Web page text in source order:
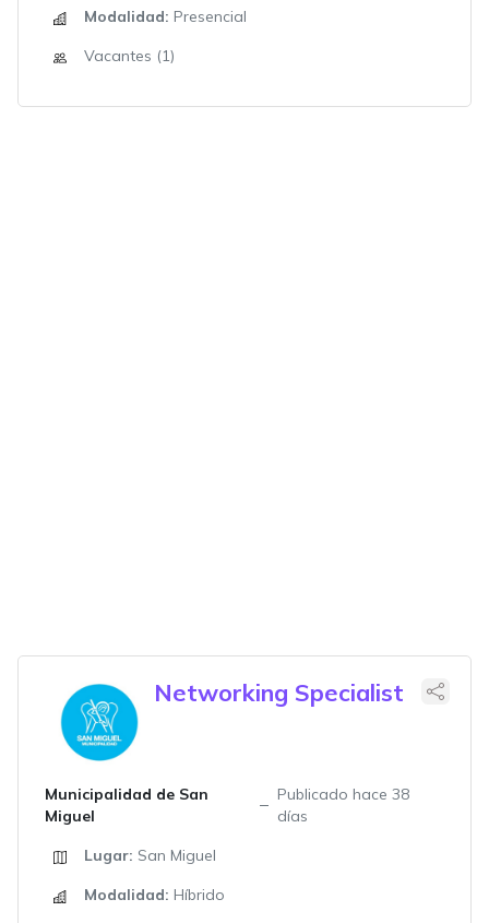
Modalidad: Presencial
Vacantes (1)
Networking Specialist
Municipalidad de San
Miguel
Publicado hace 38
días
Lugar: San Miguel
Modalidad: Híbrido